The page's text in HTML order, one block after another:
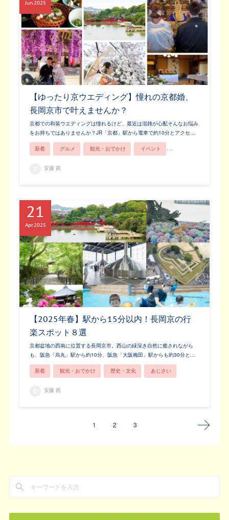
【ゆったり京ウエディング】憧れの京都婚、
長岡京市で叶えませんか？
京都での和装ウエディングは憧れるけど、最近は混雑が心配そんなお悩み
をお持ちではありませんか？JR「京都」駅から電車で約10分とアクセ…
Jun2025
新着 グルメ 観光・おでかけ イベント
安藤 茜
【2025年春】駅から15分以内！長岡京の行
楽スポット８選
京都盆地の西南に位置する長岡京市。西山の緑深き自然に癒されながら
も、阪急「烏丸」駅から約10分、阪急「大阪梅田」駅からも約30分と…
21
Apr2025
新着 観光・おでかけ 歴史・文化 あじさい
安藤 茜
1 2 3